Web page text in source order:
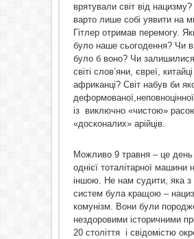
врятували світ від
варто лише собі уявити на
Гітлер отримав перемогу.
було наше сьогодення? Чи
було б воно? Чи
світі слов’яни, євреї,
африканці? Світ набув би
із виключно «чистою»
«досконалих» арійців.
Можливо 9 травня – це день
однієї тоталітарної машини
іншою. Не нам судити, яка з
систем була кращою –
комунізм. Вони були
нездоровими історичними
20 століття і свідомістю